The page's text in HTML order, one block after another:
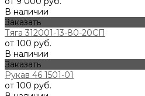
В наличии
Заказать
Тяга 312001-13-80-20СП
от 100 руб.
В наличии
Заказать
Рукав 46 1501-01
от 100 руб.